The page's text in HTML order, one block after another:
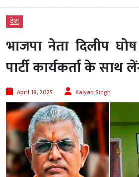
देश
भाजपा नेता दिलीप
पार्टी कार्यकर्ता के
April 18, 2025 Kalyan Singh